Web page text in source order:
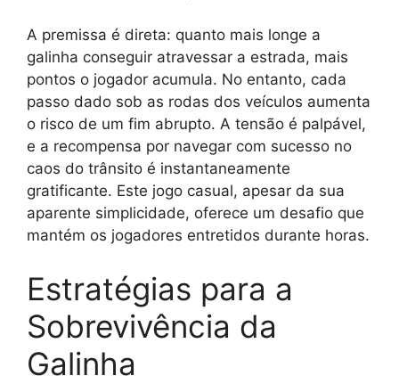
A premissa é direta: quanto mais longe a
galinha conseguir atravessar a estrada, mais
pontos o jogador acumula. No entanto, cada
passo dado sob as rodas dos veículos aumenta
o risco de um fim abrupto. A tensão é palpável,
e a recompensa por navegar com sucesso no
caos do trânsito é instantaneamente
gratificante. Este jogo casual, apesar da sua
aparente simplicidade, oferece um desafio que
mantém os jogadores entretidos durante horas.
Estratégias para a
Sobrevivência da
Galinha